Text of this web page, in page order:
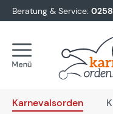
Zur
Beratung & Service:
Karnevalsorden